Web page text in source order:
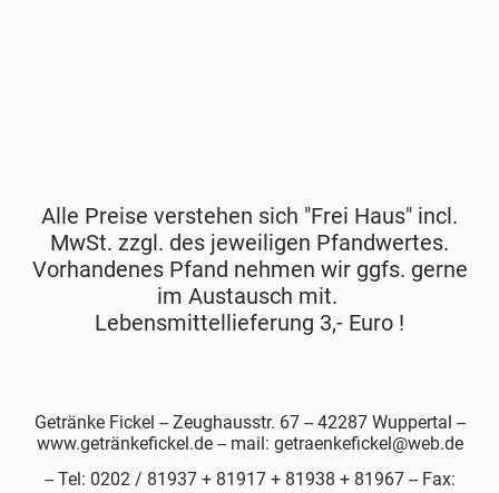
Alle Preise verstehen sich "Frei Haus" incl.
MwSt. zzgl. des jeweiligen Pfandwertes.
Vorhandenes Pfand nehmen wir ggfs. gerne
im Austausch mit.
Lebensmittellieferung 3,- Euro !
Getränke Fickel -- Zeughausstr. 67 -- 42287 Wuppertal --
www.getränkefickel.de -- mail: getraenkefickel@web.de
-- Tel: 0202 / 81937 + 81917 + 81938 + 81967 -- Fax: